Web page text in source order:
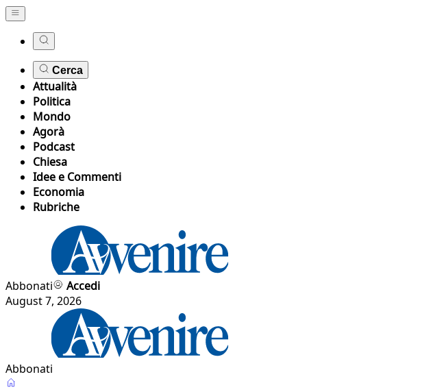
Cerca
Attualità
Politica
Mondo
Agorà
Podcast
Chiesa
Idee e Commenti
Economia
Rubriche
Abbonati
Accedi
August 7, 2026
Abbonati